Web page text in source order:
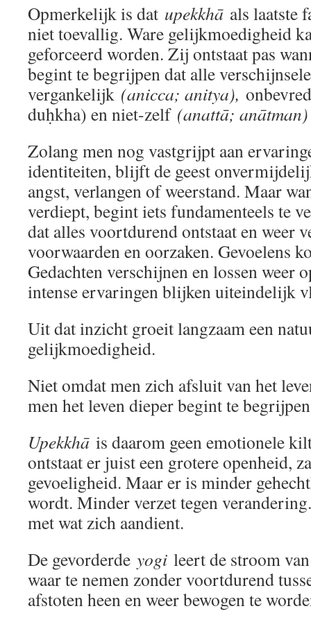
Opmerkelijk is dat upekkhā als laatste
niet toevallig. Ware gelijkmoedigheid
geforceerd worden. Zij ontstaat pas
begint te begrijpen dat alle
vergankelijk (anicca; anitya),
duḥkha) en niet-zelf (anattā;
Zolang men nog vastgrijpt aan
identiteiten, blijft de geest
angst, verlangen of weerstand. Maar
verdiept, begint iets fundamenteels te
dat alles voortdurend ontstaat en weer
voorwaarden en oorzaken. Gevoelens
Gedachten verschijnen en lossen weer
intense ervaringen blijken uiteindelijk
Uit dat inzicht groeit langzaam een
gelijkmoedigheid.
Niet omdat men zich afsluit van het
men het leven dieper begint te
Upekkhā is daarom geen emotionele
ontstaat er juist een grotere openheid,
gevoeligheid. Maar er is minder
wordt. Minder verzet tegen
met wat zich aandient.
De gevorderde yogi leert de stroom
waar te nemen zonder voortdurend
afstoten heen en weer bewogen te